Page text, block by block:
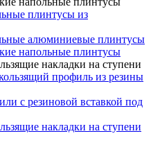
плинтусы из
алюминиевые плинтусы
напольные плинтусы
накладки на ступени
профиль из резины
с резиновой вставкой под
накладки на ступени